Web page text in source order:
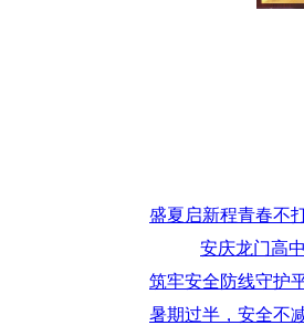
盛夏启新程青春不
安庆龙门高
筑牢安全防线守护
暑期过半，安全不